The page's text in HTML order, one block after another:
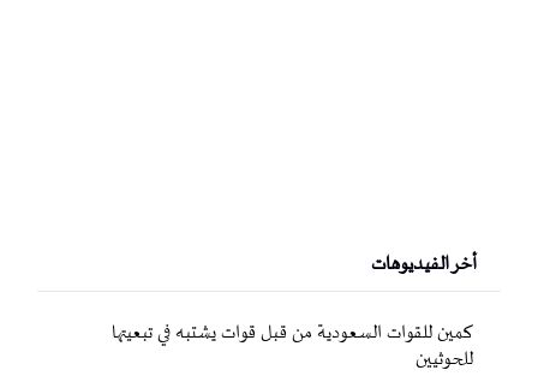
أخر الفيديوهات
كمين للقوات السعودية من قبل قوات يشتبه في تبعيتها
للحوثيين